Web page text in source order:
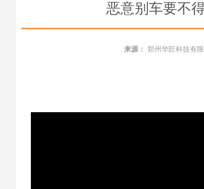
恶意别车要不
来源： 郑州华匠科技有限